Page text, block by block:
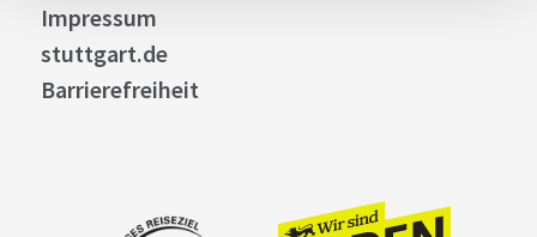
Impressum
stuttgart.de
Barrierefreiheit